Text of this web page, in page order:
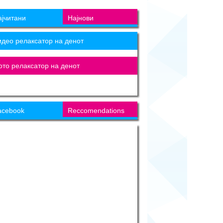
Најнови
релаксатор на денот
релаксатор на денот
Reccomendations